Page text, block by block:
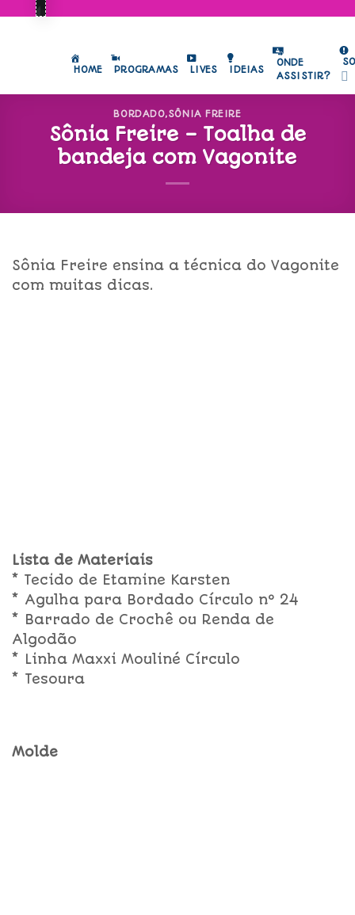
HOME PROGRAMAS LIVES IDEIAS
ONDE
ASSISTIR?
BORDADO,SÔNIA FREIRE
Sônia Freire – Toalha de
bandeja com Vagonite
Sônia Freire ensina a técnica do Vagonite
com muitas dicas.
Lista de Materiais
* Tecido de Etamine Karsten
* Agulha para Bordado Círculo nº 24
* Barrado de Crochê ou Renda de
Algodão
* Linha Maxxi Mouliné Círculo
* Tesoura
Molde